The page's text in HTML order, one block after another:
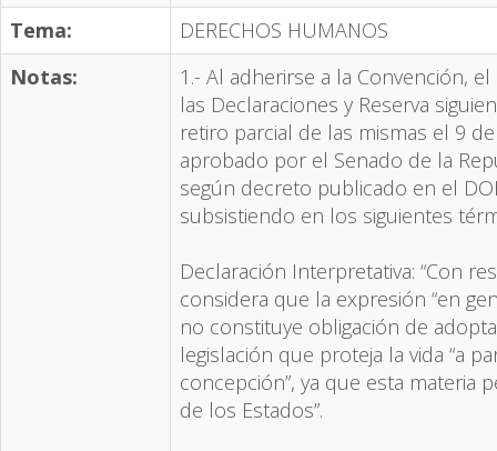
Tema:
DERECHOS HUMANOS
Notas:
1.- Al adherirse a la Convención,
las Declaraciones y Reserva
retiro parcial de las mismas el 9
aprobado por el Senado de la
según decreto publicado en el
subsistiendo en los siguientes
Declaración Interpretativa: “Con
considera que la expresión “en
no constituye obligación de
legislación que proteja la vida “a
concepción”, ya que esta materia
de los Estados”.